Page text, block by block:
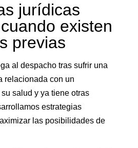
jurídicas
existen
previas
al despacho tras sufrir una
relacionada con un
salud y ya tiene otras
estrategias
las posibilidades de